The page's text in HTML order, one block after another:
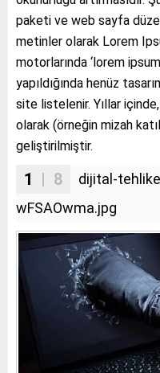
paketi ve web sayfa
metinler olarak Lorem
motorlarında ‘lorem
yapıldığında henüz
site listelenir. Yıllar
olarak (örneğin mizah
geliştirilmiştir.
1 | 8
dijital-
wFSAOwma.jpg